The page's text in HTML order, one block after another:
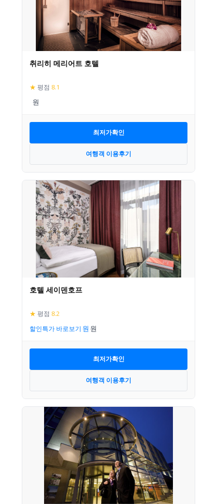
취리히 메리어트 호텔
★ 평점 8.1
최저가확인
여행객 이용후기
호텔 세이덴호프
★ 평점 8.2
할인특가 바로보기
최저가확인
여행객 이용후기